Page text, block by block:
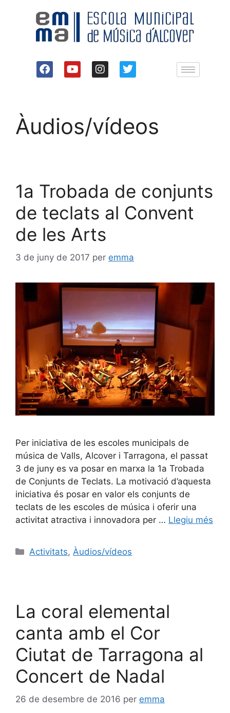
Àudios/vídeos
1a Trobada de conjunts
de teclats al Convent
de les Arts
3 de juny de 2017 per emma
Per iniciativa de les escoles municipals de
música de Valls, Alcover i Tarragona, el passat
3 de juny es va posar en marxa la 1a Trobada
de Conjunts de Teclats. La motivació d’aquesta
iniciativa és posar en valor els conjunts de
teclats de les escoles de música i oferir una
activitat atractiva i innovadora per … Llegiu més
Activitats,Àudios/vídeos
La coral elemental
canta amb el Cor
Ciutat de Tarragona al
Concert de Nadal
26 de desembre de 2016 per emma